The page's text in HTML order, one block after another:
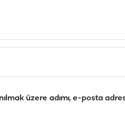
üzere adımı, e-posta